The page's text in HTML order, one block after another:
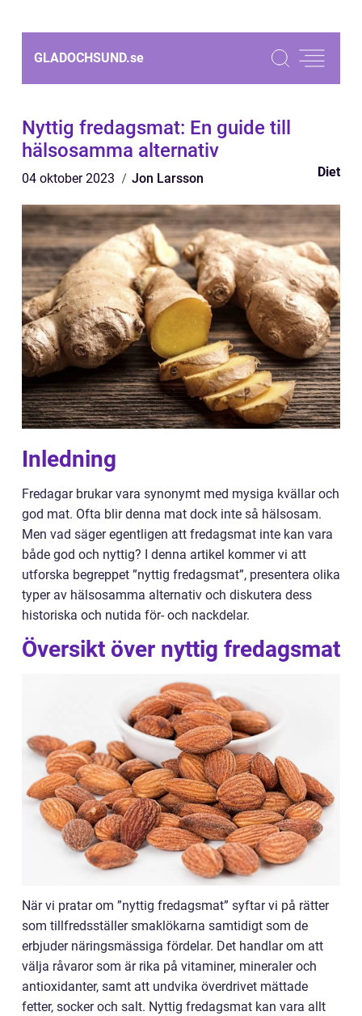
GLADOCHSUND.se
Nyttig fredagsmat: En guide till
hälsosamma alternativ
04 oktober 2023 Jon Larsson Diet
Inledning
Fredagar brukar vara synonymt med mysiga kvällar och
god mat. Ofta blir denna mat dock inte så hälsosam.
Men vad säger egentligen att fredagsmat inte kan vara
både god och nyttig? I denna artikel kommer vi att
utforska begreppet ”nyttig fredagsmat”, presentera olika
typer av hälsosamma alternativ och diskutera dess
historiska och nutida för- och nackdelar.
Översikt över nyttig fredagsmat
När vi pratar om ”nyttig fredagsmat” syftar vi på rätter
som tillfredsställer smaklökarna samtidigt som de
erbjuder näringsmässiga fördelar. Det handlar om att
välja råvaror som är rika på vitaminer, mineraler och
antioxidanter, samt att undvika överdrivet mättade
fetter, socker och salt. Nyttig fredagsmat kan vara allt